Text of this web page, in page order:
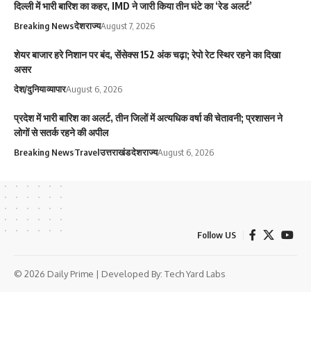
दिल्ली में भारी बारिश का कहर, IMD ने जारी किया तीन घंटे का ‘रेड अलर्ट’
Breaking Newsदेशराज्यAugust 7, 2026
शेयर बाजार हरे निशान पर बंद, सेंसेक्स 152 अंक चढ़ा; रेपो रेट स्थिर रहने का दिखा
असर
देश/दुनियाव्यापारAugust 6, 2026
प्रदेश में भारी बारिश का अलर्ट, तीन जिलों में अत्यधिक वर्षा की चेतावनी; प्रशासन ने
लोगों से सतर्क रहने की अपील
Breaking NewsTravelउत्तराखंडदेशराज्यAugust 6, 2026
Follow US
© 2026 Daily Prime | Developed By: Tech Yard Labs